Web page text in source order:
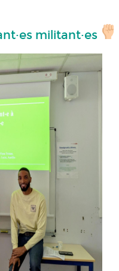
militant·es